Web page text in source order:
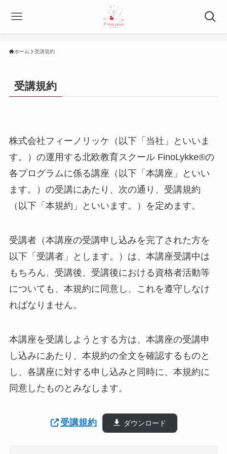
ホーム 受講規約
受講規約
株式会社フィーノリッケ（以下「当社」といいま
す。）の運用する北欧教育スクール FinoLykke®の
各プログラムに係る講座（以下「本講座」といい
ます。）の受講にあたり、次の通り、受講規約
（以下「本規約」といいます。）を定めます。
受講者（本講座の受講申し込みを完了された方を
以下「受講者」とします。）は、本講座受講中は
もちろん、受講後、受講後における資格者活動等
についても、本規約に同意し、これを遵守しなけ
ればなりません。
本講座を受講しようとする方は、本講座の受講申
し込みにあたり、本規約の全文を確認するものと
し、各講座に対する申し込みと同時に、本規約に
同意したものとみなします。
受講規約 ダウンロード